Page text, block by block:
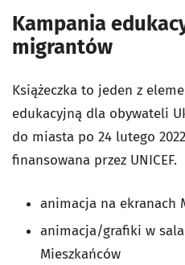
Kampania
migrantów
Książeczka to jeden z
edukacyjną dla obywateli
do miasta po 24 lutego
finansowana przez UNICEF.
animacja na ekranach
animacja/grafiki w
Mieszkańców